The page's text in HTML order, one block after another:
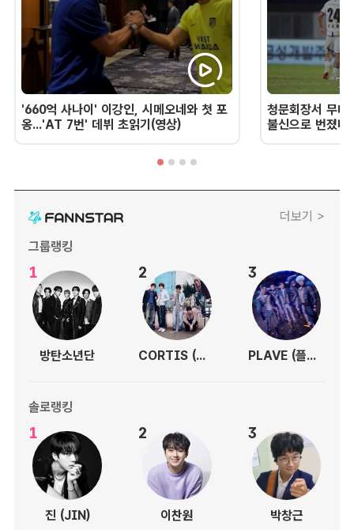
'660억 사나이' 이강인, 시메오네와 첫 포
옹...'AT 7번' 데뷔 초읽기(영상)
청문회장서 무너
불신으로 번졌
더보기 >
그룹랭킹
1
방탄소년단
2
CORTIS (코르티스)
3
PLAVE (플레이브)
솔로랭킹
1
진 (JIN)
2
이찬원
3
박창근